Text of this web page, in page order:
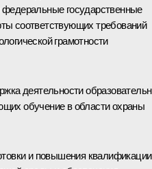
государственные
соответствующих требований
грамотности
деятельности
обучение в области охраны
и повышения квалификации